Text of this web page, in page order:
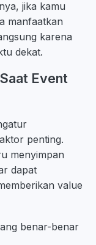
jika kamu
manfaatkan
karena
dekat.
Event
penting.
menyimpan
dapat
value
benar-benar